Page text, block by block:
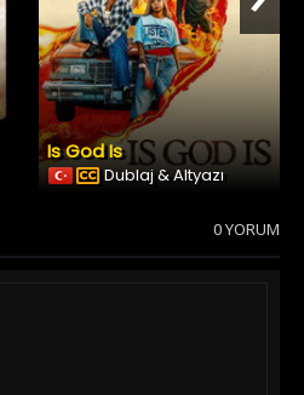
Is God Is
Dublaj & Altyazı
0 YORUM